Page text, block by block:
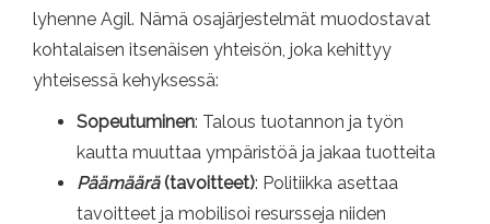
lyhenne Agil. Nämä osajärjestelmät muodostavat
kohtalaisen itsenäisen yhteisön, joka kehittyy
yhteisessä kehyksessä:
Sopeutuminen: Talous tuotannon ja työn
kautta muuttaa ympäristöä ja jakaa tuotteita
Päämäärä(tavoitteet): Politiikka asettaa
tavoitteet ja mobilisoi resursseja niiden